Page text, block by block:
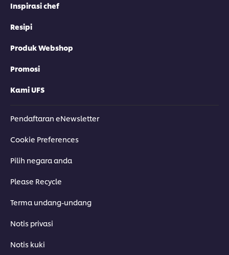
Inspirasi chef
Resipi
Produk Webshop
Promosi
Kami UFS
Pendaftaran eNewsletter
Cookie Preferences
Pilih negara anda
Please Recycle
Terma undang-undang
Notis privasi
Notis kuki